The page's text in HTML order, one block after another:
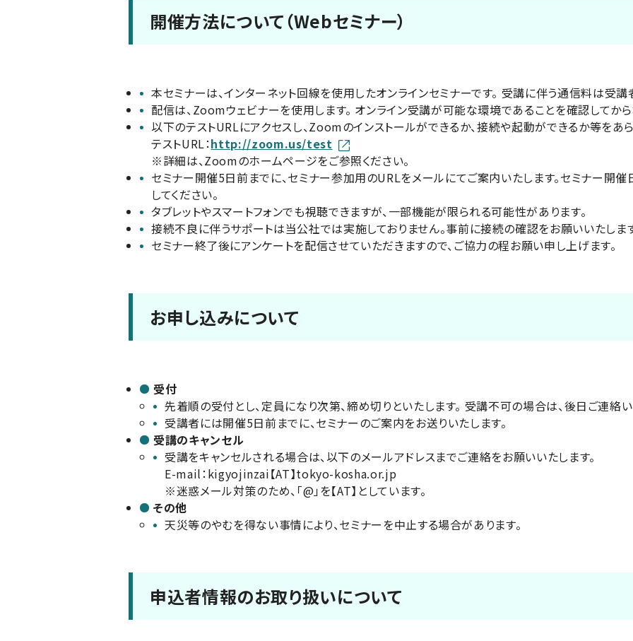
開催方法について（Webセミナー）
本セミナーは、インターネット回線を使用したオンラインセミナーです。 受講に伴う通信料は受講
配信は、Zoomウェビナーを使用します。 オンライン受講が可能な環境であることを確認してから
以下のテストURLにアクセスし、Zoomのインストールができるか、接続や起動ができるか等をあ
テストURL：http://zoom.us/test
※詳細は、Zoomのホームページをご参照ください。
セミナー開催5日前までに、セミナー参加用のURLをメールにてご案内いたします。セミナー開催
してください。
タブレットやスマートフォンでも視聴できますが、一部機能が限られる可能性があります。
接続不良に伴うサポートは当公社では実施しておりません。事前に接続の確認をお願いいたします
セミナー終了後にアンケートを配信させていただきますので、ご協力の程お願い申し上げます。
お申し込みについて
受付
先着順の受付とし、定員になり次第、締め切りといたします。 受講不可の場合は、後日ご連絡い
受講者には開催5日前までに、セミナーのご案内をお送りいたします。
受講のキャンセル
受講をキャンセルされる場合は、以下のメールアドレスまでご連絡をお願いいたします。
E-mail：kigyojinzai【AT】tokyo-kosha.or.jp
※迷惑メール対策のため、「@」を【AT】としています。
その他
天災等のやむを得ない事情により、セミナーを中止する場合があります。
申込者情報のお取り扱いについて